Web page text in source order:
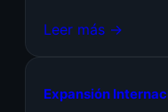
Leer más →
Expansión